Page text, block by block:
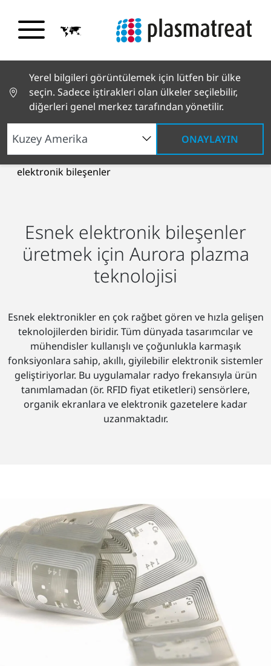
Yerel bilgileri görüntülemek için lütfen bir ülke
seçin. Sadece iştirakleri olan ülkeler seçilebilir,
diğerleri genel merkez tarafından yönetilir.
ONAYLAYIN
Endüstriyel Çözümler
Electronik
Esnek
elektronik bileşenler
Esnek elektronik bileşenler
üretmek için Aurora plazma
teknolojisi
Esnek elektronikler en çok rağbet gören ve hızla gelişen
teknolojilerden biridir. Tüm dünyada tasarımcılar ve
mühendisler kullanışlı ve çoğunlukla karmaşık
fonksiyonlara sahip, akıllı, giyilebilir elektronik sistemler
geliştiriyorlar. Bu uygulamalar radyo frekansıyla ürün
tanımlamadan (ör. RFID fiyat etiketleri) sensörlere,
organik ekranlara ve elektronik gazetelere kadar
uzanmaktadır.